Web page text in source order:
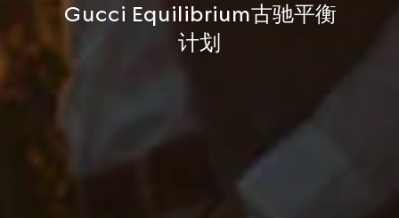
Gucci Equilibrium古驰平衡
计划